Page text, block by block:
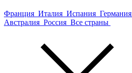
Франция Италия Испания Германия
Австралия Россия Все страны